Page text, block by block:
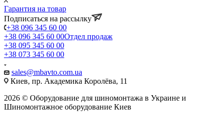
Гарантия на товар
Подписаться на рассылку
+38 096 345 60 00
+38 096 345 60 00Отдел продаж
+38 095 345 60 00
+38 073 345 60 00
sales@mbavto.com.ua
Киев, пр. Академика Королёва, 11
2026 © Оборудование для шиномонтажа в Украине и
Шиномонтажное оборудование Киев